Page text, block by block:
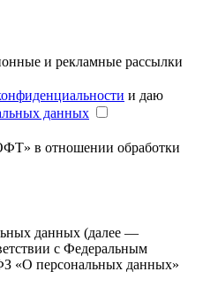
и рекламные рассылки
и даю
данных
в отношении обработки
данных (далее —
с Федеральным
«О персональных данных»